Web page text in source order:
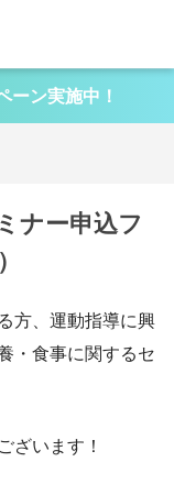
ーン実施中！
ナー申込フ
方、運動指導に興
・食事に関するセ
ざいます！